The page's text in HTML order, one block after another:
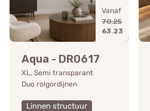
Vanaf
70.25
63.23
Aqua - DR0617
XL, Semi transparant
Duo rolgordijnen
Linnen structuur